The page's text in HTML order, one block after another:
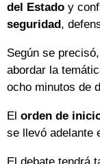
del Estado y
seguridad ,
Según se
abordar la
ocho minutos de
El orden de
se llevó adelante